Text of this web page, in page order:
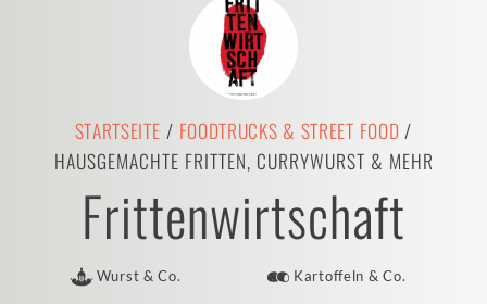
STARTSEITE / FOODTRUCKS & STREET FOOD/
HAUSGEMACHTE FRITTEN, CURRYWURST & MEHR
Frittenwirtschaft
Wurst & Co. Kartoffeln & Co.